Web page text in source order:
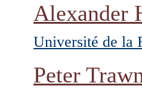
Alexander
Université de la
Peter